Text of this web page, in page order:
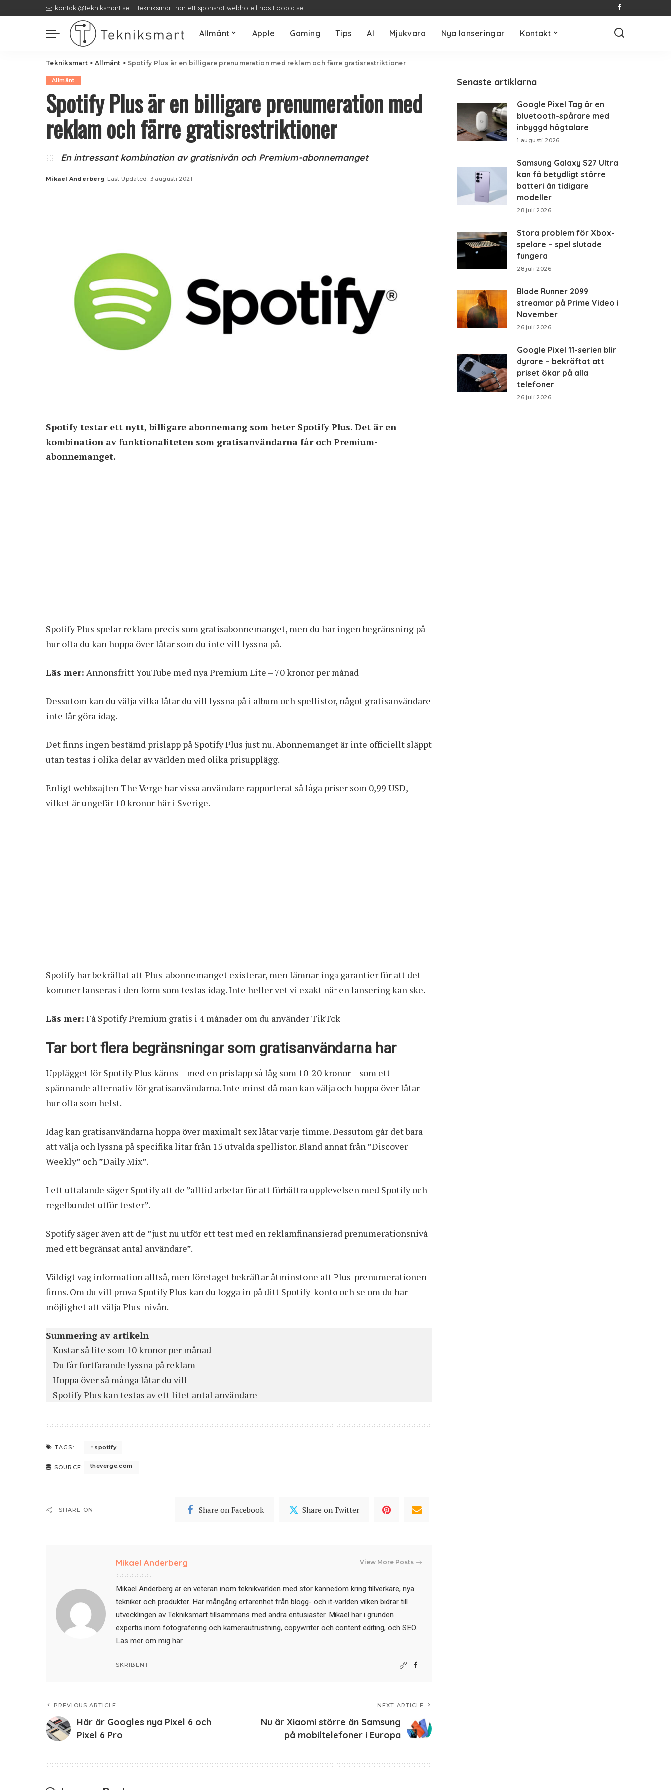
kontakt@tekniksmart.se Tekniksmart har ett sponsrat webhotell hos Loopia.se
Allmänt Apple Gaming Tips AI Mjukvara Nya lanseringar Kontakt
Tekniksmart> Allmänt > Spotify Plus är en billigare prenumeration med reklam och färre gratisrestriktioner
Allmänt
Spotify Plus är en billigare prenumeration med
reklam och färre gratisrestriktioner
En intressant kombination av gratisnivån och Premium-abonnemanget
Posted
Mikael Anderberg Last Updated: 3 augusti 2021
Spotify testar ett nytt, billigare abonnemang som heter Spotify Plus. Det är en
kombination av funktionaliteten som gratisanvändarna får och Premium-
abonnemanget.
Spotify Plus spelar reklam precis som gratisabonnemanget, men du har ingen begränsning på
hur ofta du kan hoppa över låtar som du inte vill lyssna på.
Läs mer: Annonsfritt YouTube med nya Premium Lite – 70 kronor per månad
Dessutom kan du välja vilka låtar du vill lyssna på i album och spellistor, något gratisanvändare
inte får göra idag.
Det finns ingen bestämd prislapp på Spotify Plus just nu. Abonnemanget är inte officiellt släppt
utan testas i olika delar av världen med olika prisupplägg.
Enligt webbsajten The Verge har vissa användare rapporterat så låga priser som 0,99 USD,
vilket är ungefär 10 kronor här i Sverige.
Spotify har bekräftat att Plus-abonnemanget existerar, men lämnar inga garantier för att det
kommer lanseras i den form som testas idag. Inte heller vet vi exakt när en lansering kan ske.
Läs mer: Få Spotify Premium gratis i 4 månader om du använder TikTok
Tar bort flera begränsningar som gratisanvändarna har
Upplägget för Spotify Plus känns – med en prislapp så låg som 10-20 kronor – som ett
spännande alternativ för gratisanvändarna. Inte minst då man kan välja och hoppa över låtar
hur ofta som helst.
Idag kan gratisanvändarna hoppa över maximalt sex låtar varje timme. Dessutom går det bara
att välja och lyssna på specifika litar från 15 utvalda spellistor. Bland annat från ”Discover
Weekly” och ”Daily Mix”.
I ett uttalande säger Spotify att de ”alltid arbetar för att förbättra upplevelsen med Spotify och
regelbundet utför tester”.
Spotify säger även att de ”just nu utför ett test med en reklamfinansierad prenumerationsnivå
med ett begränsat antal användare”.
Väldigt vag information alltså, men företaget bekräftar åtminstone att Plus-prenumerationen
finns. Om du vill prova Spotify Plus kan du logga in på ditt Spotify-konto och se om du har
möjlighet att välja Plus-nivån.
Summering av artikeln
– Kostar så lite som 10 kronor per månad
– Du får fortfarande lyssna på reklam
– Hoppa över så många låtar du vill
– Spotify Plus kan testas av ett litet antal användare
TAGS: spotify
SOURCE: theverge.com
SHARE ON Share on Facebook Share on Twitter
Mikael Anderberg View More Posts
Mikael Anderberg är en veteran inom teknikvärlden med stor kännedom kring tillverkare, nya
tekniker och produkter. Har mångårig erfarenhet från blogg- och it-världen vilken bidrar till
utvecklingen av Tekniksmart tillsammans med andra entusiaster. Mikael har i grunden
expertis inom fotografering och kamerautrustning, copywriter och content editing, och SEO.
Läs mer om mig här.
SKRIBENT
PREVIOUS ARTICLE
Här är Googles nya Pixel 6 och
Pixel 6 Pro
NEXT ARTICLE
Nu är Xiaomi större än Samsung
på mobiltelefoner i Europa
Senaste artiklarna
Google Pixel Tag är en
bluetooth-spårare med
inbyggd högtalare
1 augusti 2026
Samsung Galaxy S27 Ultra
kan få betydligt större
batteri än tidigare
modeller
28 juli 2026
Stora problem för Xbox-
spelare – spel slutade
fungera
28 juli 2026
Blade Runner 2099
streamar på Prime Video i
November
26 juli 2026
Google Pixel 11-serien blir
dyrare – bekräftat att
priset ökar på alla
telefoner
26 juli 2026